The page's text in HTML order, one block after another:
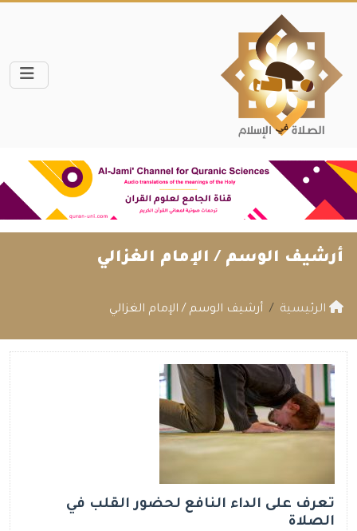
أرشيف الوسم / الإمام الغزالي
الرئيسية أرشيف الوسم / الإمام الغزالي
تعرف على الداء النافع لحضور القلب في
الصلاة